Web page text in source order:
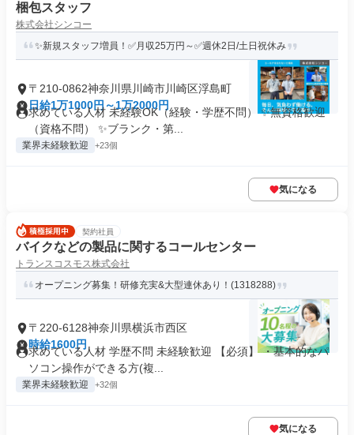
梱包スタッフ
株式会社シンコー
✨新規スタッフ増員！✅月収25万円～✅週休2日/土日祝休み
〒210-0862神奈川県川崎市川崎区浮島町
日給1万1000円～1万2000円
求めている人材 未経験OK（経験・学歴不問） ✨無資格歓迎
（資格不問） ✨ブランク・第...
業界未経験歓迎 +23個
気になる
契約社員
バイクなどの製品に関するコールセンター
トランスコスモス株式会社
オープニング募集！研修充実&大型連休あり！(1318288)
〒220-6128神奈川県横浜市西区
時給1600円
求めている人材 学歴不問 未経験歓迎 【必須】 ・基本的なパ
ソコン操作ができる方(複...
業界未経験歓迎 +32個
気になる